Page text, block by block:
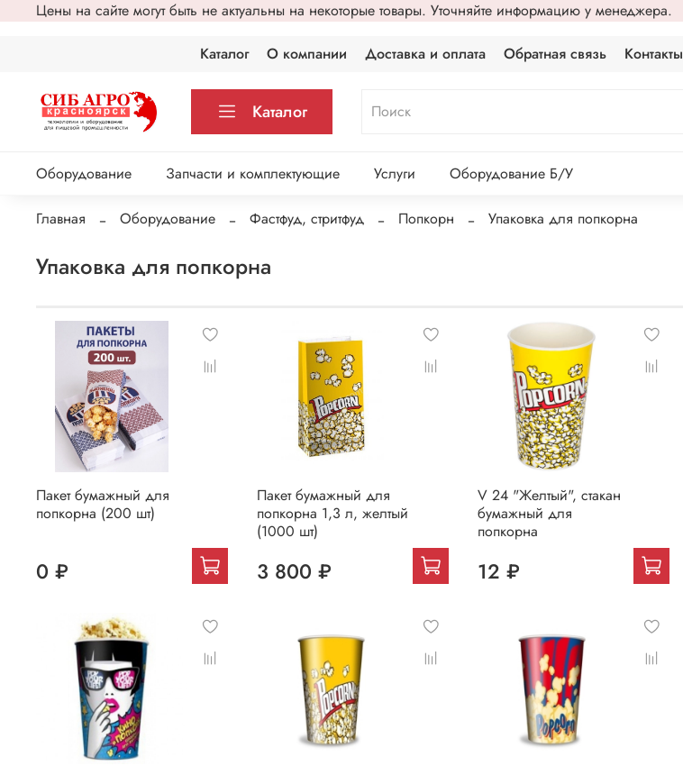
Цены на сайте могут быть не актуальны на некоторые товары. Уточняйте информацию у менеджера.
Каталог О компании Доставка и оплата Обратная связь Контакты
Каталог
Оборудование Запчасти и комплектующие Услуги Оборудование Б/У
Главная Оборудование Фастфуд, стритфуд Попкорн Упаковка для попкорна
Упаковка для попкорна
Пакет бумажный для
попкорна (200 шт)
0 ₽
Пакет бумажный для
попкорна 1,3 л, желтый
(1000 шт)
3 800 ₽
V 24 "Желтый", стакан
бумажный для
попкорна
12 ₽